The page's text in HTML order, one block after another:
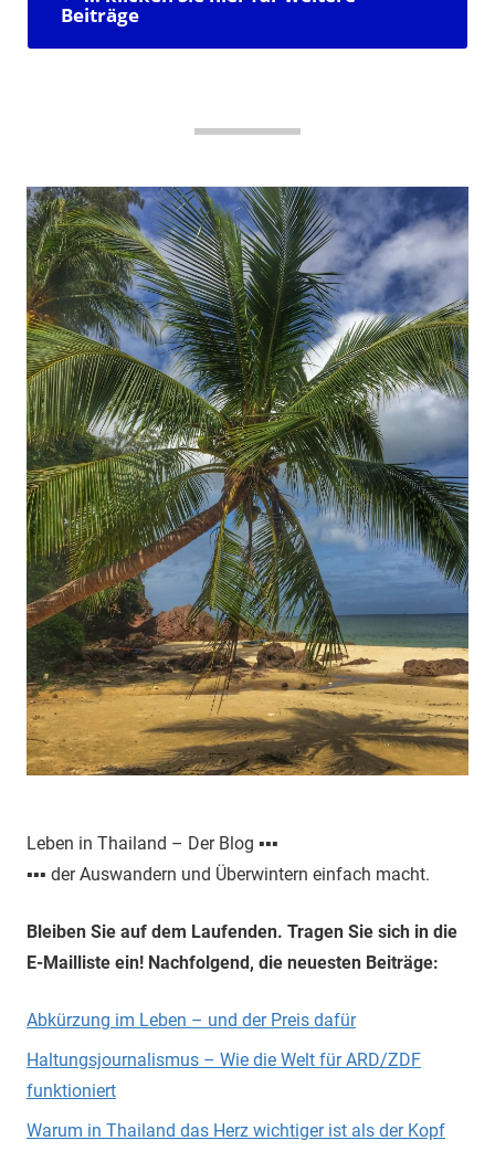
Beiträge
Leben in Thailand – Der Blog ▪▪▪
▪▪▪ der Auswandern und Überwintern einfach macht.
Bleiben Sie auf dem Laufenden. Tragen Sie sich in die
E-Mailliste ein! Nachfolgend, die neuesten Beiträge:
Abkürzung im Leben – und der Preis dafür
Haltungsjournalismus – Wie die Welt für ARD/ZDF
funktioniert
Warum in Thailand das Herz wichtiger ist als der Kopf